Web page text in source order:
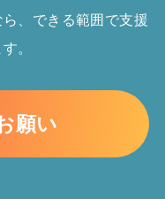
、できる範囲で支援
。
願い